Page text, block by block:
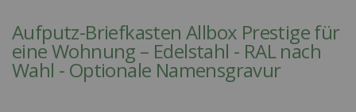
the
beginning
of
Aufputz-Briefkasten Allbox Prestige für
eine Wohnung – Edelstahl - RAL nach
Wahl - Optionale Namensgravur